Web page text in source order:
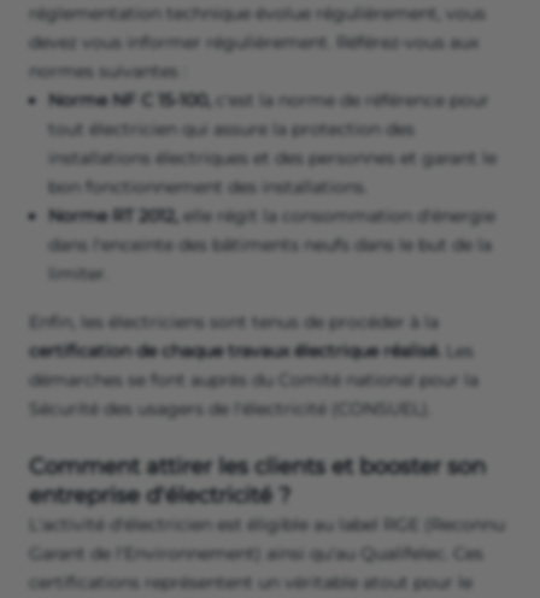
réglementation technique évolue régulièrement, vous
devez vous informer régulièrement. Référez-vous aux
normes suivantes :
Norme NF C 15-100,
c'est la norme de référence pour
tout électricien qui assure la protection des
installations électriques et des personnes et garant le
bon fonctionnement des installations.
Norme RT 2012, elle régit la consommation d'énergie
dans l'enceinte des bâtiments neufs dans le but de la
limiter.
Enfin, les électriciens sont tenus de procéder à la
certification de chaque travaux électrique réalisé.
Les
démarches se font auprès du Comité national pour la
Sécurité des usagers de l'électricité (CONSUEL).
Comment attirer les clients et booster son
entreprise d'électricité ?
L'activité d'électricien est éligible au label RGE (Reconnu
Garant de l'Environnement) ainsi qu'au Qualifelec. Ces
certifications représentent un véritable atout pour le